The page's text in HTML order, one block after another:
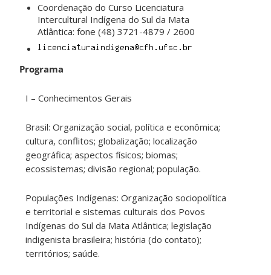
Coordenação do Curso Licenciatura
Intercultural Indígena do Sul da Mata
Atlântica: fone (48) 3721-4879 / 2600
Programa
I – Conhecimentos Gerais
Brasil: Organização social, política e econômica;
cultura, conflitos; globalização; localização
geográfica; aspectos físicos; biomas;
ecossistemas; divisão regional; população.
Populações Indígenas: Organização sociopolítica
e territorial e sistemas culturais dos Povos
Indígenas do Sul da Mata Atlântica; legislação
indigenista brasileira; história (do contato);
territórios; saúde.